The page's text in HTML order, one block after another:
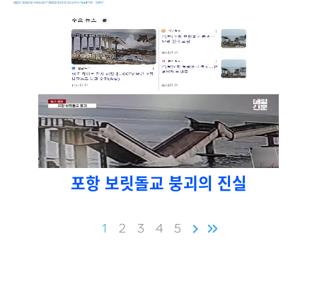
포항 보릿돌교 붕괴의 진실
1 2 3 4 5